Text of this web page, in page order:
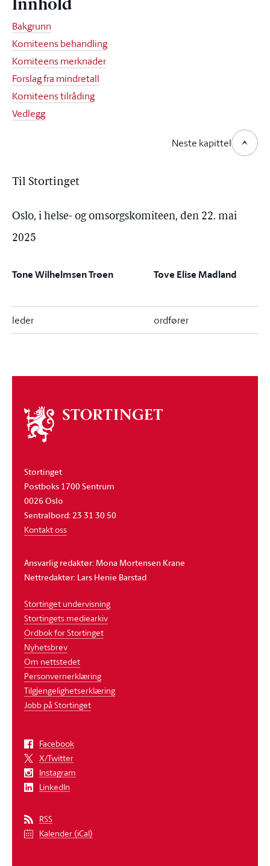
Innhold
Bakgrunn
Komiteens behandling
Komiteens merknader
Forslag fra mindretall
Komiteens tilråding
Vedlegg
Neste kapittel
Til Stortinget
Oslo, i helse- og omsorgskomiteen, den 22. mai
2025
Tone Wilhelmsen Trøen Tove Elise Madland
leder ordfører
Om
stortinget
Stortinget
Postboks 1700 Sentrum
0026 Oslo
Sentralbord: 23 31 30 50
Kontakt oss
Ansvarlig redaktør: Mona Mortensen Krane
Nettredaktør: Lars Henie Barstad
Stortinget undervisning
Stortingets mediearkiv
Ordbok for Stortinget
Nyhetsbrev
Om nettstedet
Personvernerklæring
Tilgjengelighetserklæring
Jobb på Stortinget
Facebook
X/Twitter
Instagram
LinkedIn
RSS
Kalender (iCal)